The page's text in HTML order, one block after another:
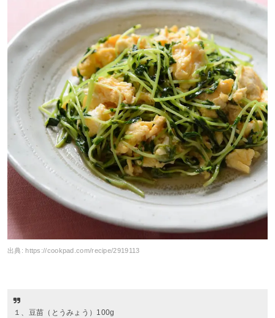
出典:https://cookpad.com/recipe/2919113
１、豆苗（とうみょう）100g